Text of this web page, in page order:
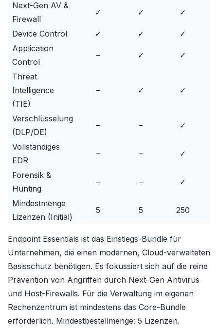
Next-Gen AV &
Firewall
✓ ✓ ✓
Device Control ✓ ✓
✓
Application
Control
– ✓ ✓
Threat
Intelligence
(TIE)
– ✓ ✓
Verschlüsselung
(DLP/DE)
– – ✓
Vollständiges
EDR
– – ✓
Forensik &
Hunting
– – ✓
Mindestmenge
Lizenzen (Initial)
5 5 250
Endpoint Essentials ist das Einstiegs-Bundle für
Unternehmen, die einen modernen, Cloud-verwalteten
Basisschutz benötigen. Es fokussiert sich auf die reine
Prävention von Angriffen durch Next-Gen Antivirus
und Host-Firewalls. Für die Verwaltung im eigenen
Rechenzentrum ist mindestens das Core-Bundle
erforderlich. Mindestbestellmenge: 5 Lizenzen.